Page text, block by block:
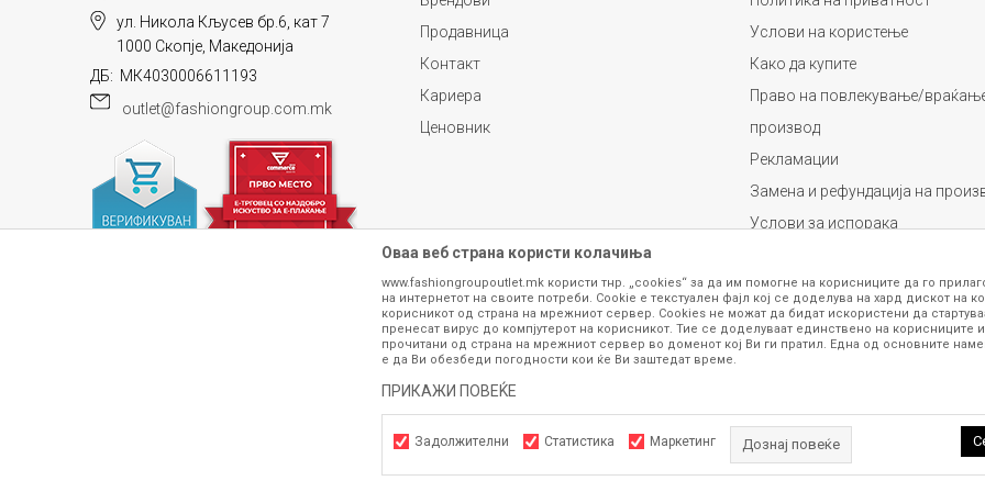
ИСПРАТИ
ул. Никола Кљусев бр.6, кат 7
1000 Скопје, Македонија
ДБ: МК4030006611193
outlet@fashiongroup.com.mk
Продавница
Контакт
Кариера
Ценовник
Услови на користење
Како да купите
Право на повлекување/
производ
Рекламации
Замена и рефундација на
Услови за испорака
Сите информации околу производите кои се изложени на нашата онлајн продавница се стремиме да бидат
гарантираме дека се без ниту една грешка или пак дека сите производи во моментот се достапни на залиха.
производот. Доколку дојде до потреба за замена на производ или рефундација, процедурата може да трае до 15
контактирајте не на телефонскиот број 070 275 363 или на е-маил
outlet@fashiongroup.com.mk понеделник
Оваа веб страна користи колачиња
www.fashiongroupoutlet.mk користи тнр. „cookies“ за да им помогне на корисниците да го
на интернетот на своите потреби. Cookie е текстуален фајл кој се доделува на хард дискот на
корисникот од страна на мрежниот сервер. Cookies не можат да бидат искористени да
пренесат вирус до компјутерот на корисникот. Тие се доделуваат единствено на корисниците
прочитани од страна на мрежниот сервер во доменот кој Ви ги пратил. Една од основните
е да Ви обезбеди погодности кои ќе Ви заштедат време.
ПРИКАЖИ ПОВЕЌЕ
Задолжителни Статистика Маркетинг Дознај повеќе